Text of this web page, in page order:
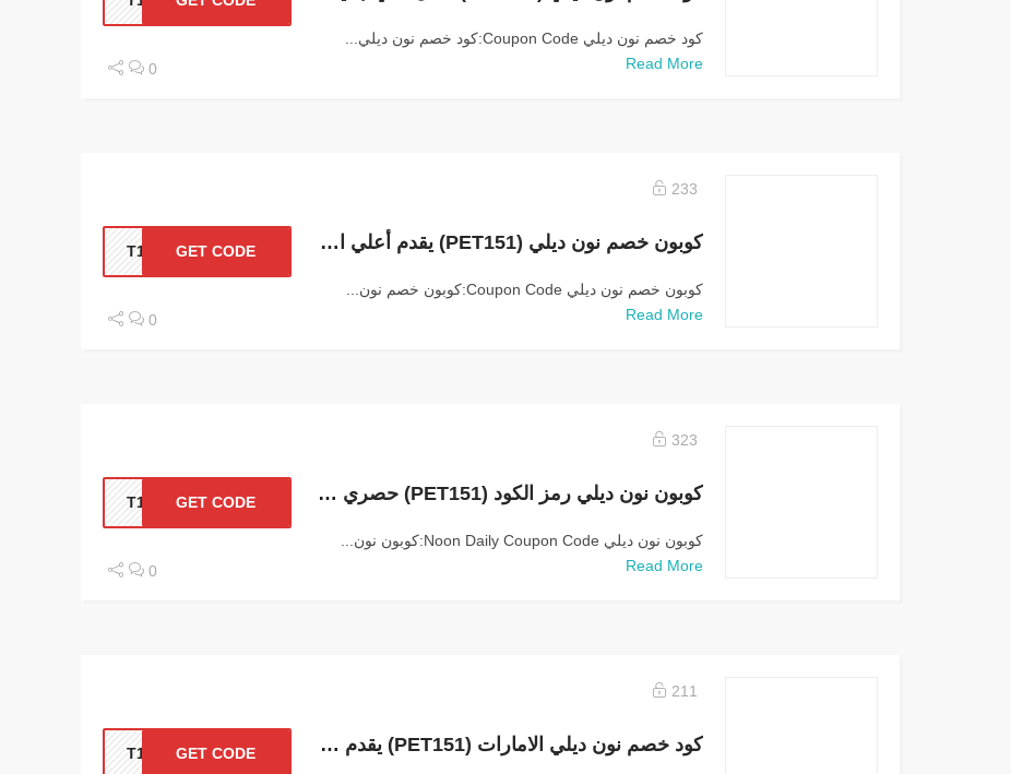
كود خصم نون ديلي Coupon Code:كود خصم نون ديلي...
Read More
0
233
كوبون خصم نون ديلي (PET151) يقدم أعلي التخفيضات
كوبون خصم نون ديلي Coupon Code:كوبون خصم نون...
Read More
GET CODE
0
323
كوبون نون ديلي رمز الكود (PET151) حصري علي كافة المنتجات
كوبون نون ديلي Noon Daily Coupon Code:كوبون نون...
Read More
GET CODE
0
211
كود خصم نون ديلي الامارات (PET151) يقدم أعلى الخصومات GET CODE